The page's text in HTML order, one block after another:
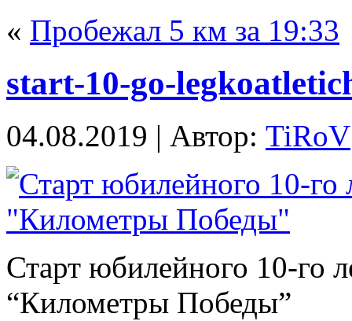
« Пробежал 5 км за 19:33
start-10-go-
04.08.2019 | Автор: TiRoV
Старт юбилейного 10-го
“Километры Победы”